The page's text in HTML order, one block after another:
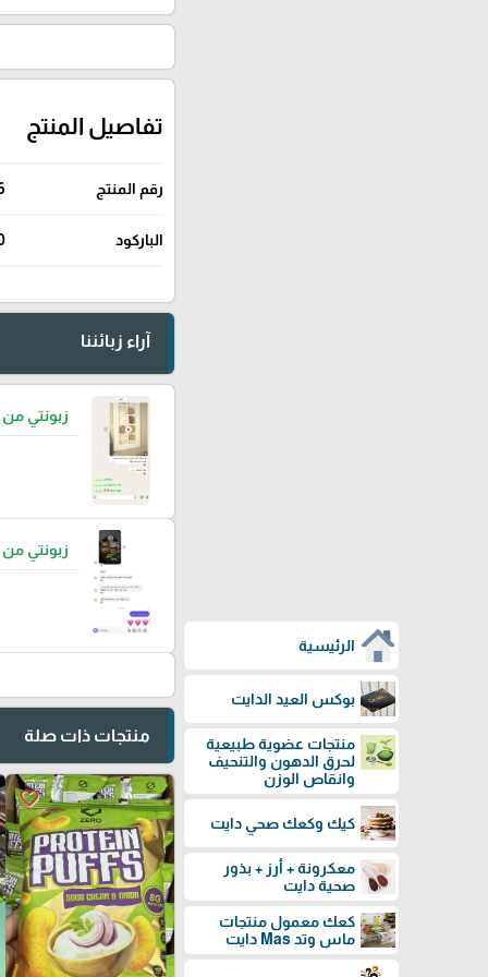
الرئيسية
بوكس العيد الدايت
منتجات عضوية طبيعية
لحرق الدهون والتنحيف
وانقاص الوزن
كيك وكعك صحي دايت
معكرونة + أرز + بذور
صحية دايت
كعك معمول منتجات
ماس وتد Mas دايت
تفاصيل المنتج
رقم المنتج
الباركود
آراء زبائننا
زبونتي
زبونتي
منتجات ذات صلة
favorite_border